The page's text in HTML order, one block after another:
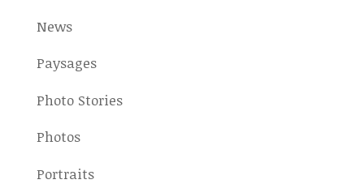
News
Paysages
Photo Stories
Photos
Portraits